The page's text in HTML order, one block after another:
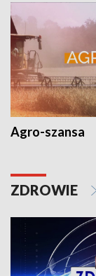
Agro-szansa
ZDROWIE